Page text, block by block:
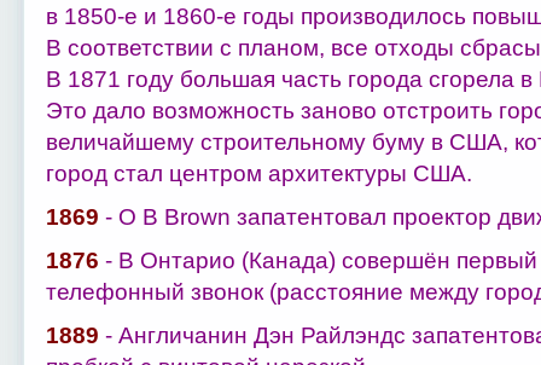
в 1850-е и 1860-е годы производилось
В соответствии с планом, все отходы
В 1871 году большая часть города сгорела
Это дало возможность заново отстроить
величайшему строительному буму в США,
город стал центром архитектуры США.
1869 - O B Brown запатентовал проектор
1876 - В Онтарио (Канада) совершён
телефонный звонок (расстояние между
1889 - Англичанин Дэн Райлэндс